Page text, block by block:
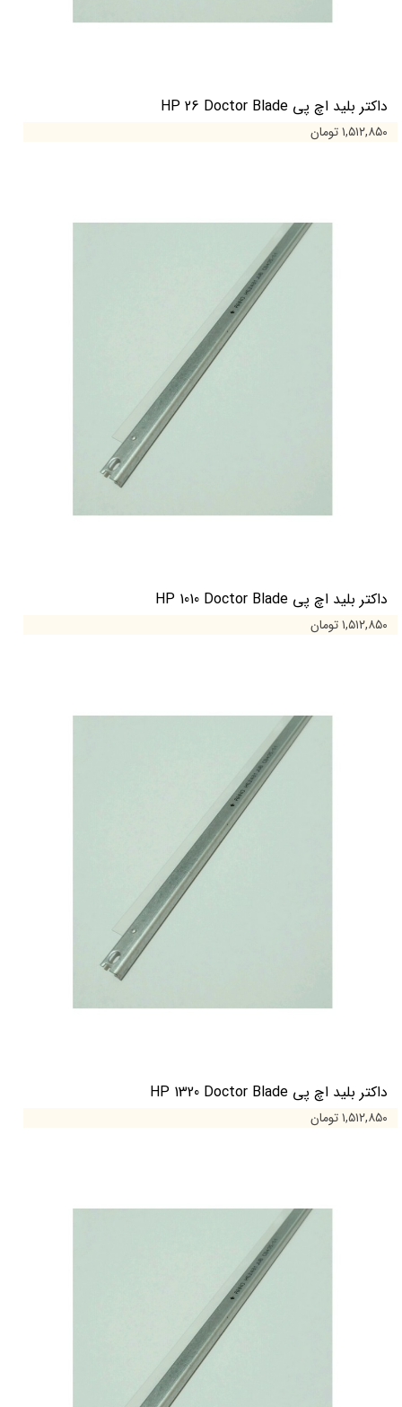
داکتر بلید اچ پی HP 26 Doctor Blade
۱,۵۱۲,۸۵۰ تومان
داکتر بلید اچ پی HP 1010 Doctor Blade
۱,۵۱۲,۸۵۰ تومان
داکتر بلید اچ پی HP 1320 Doctor Blade
۱,۵۱۲,۸۵۰ تومان